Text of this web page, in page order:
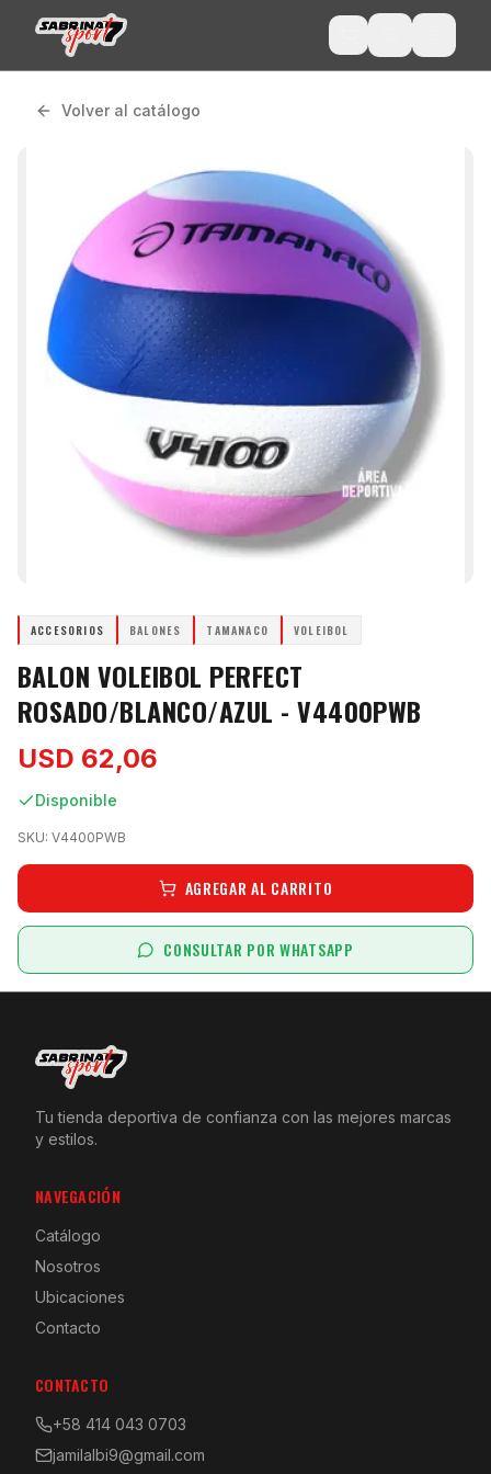
Volver al catálogo
ACCESORIOS BALONES TAMANACO VOLEIBOL
BALON VOLEIBOL PERFECT
ROSADO/BLANCO/AZUL - V4400PWB
USD 62,06
Disponible
SKU: V4400PWB
AGREGAR AL CARRITO
CONSULTAR POR WHATSAPP
Tu tienda deportiva de confianza con las mejores marcas
y estilos.
NAVEGACIÓN
Catálogo
Nosotros
Ubicaciones
Contacto
CONTACTO
+58 414 043 0703
jamilalbi9@gmail.com